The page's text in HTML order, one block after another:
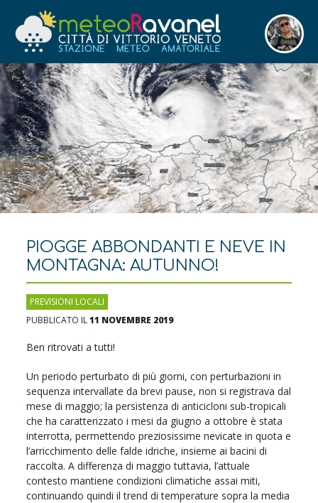
PIOGGE ABBONDANTI E NEVE IN
MONTAGNA: AUTUNNO!
PREVISIONI LOCALI
PUBBLICATO IL11 NOVEMBRE 2019
Ben ritrovati a tutti!
Un periodo perturbato di più giorni, con perturbazioni in
sequenza intervallate da brevi pause, non si registrava dal
mese di maggio; la persistenza di anticicloni sub-tropicali
che ha caratterizzato i mesi da giugno a ottobre è stata
interrotta, permettendo preziosissime nevicate in quota e
l’arricchimento delle falde idriche, insieme ai bacini di
raccolta. A differenza di maggio tuttavia, l’attuale
contesto mantiene condizioni climatiche assai miti,
continuando quindi il trend di temperature sopra la media